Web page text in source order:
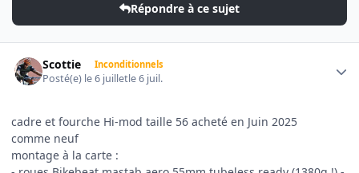
Répondre à ce sujet
Scottie Inconditionnels
Posté(e) le 6 juilletle 6 juil.
cadre et fourche Hi-mod taille 56 acheté en Juin 2025
comme neuf
montage à la carte :